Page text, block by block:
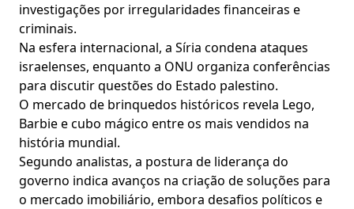
investigações por irregularidades financeiras e
criminais.
Na esfera internacional, a Síria condena ataques
israelenses, enquanto a ONU organiza conferências
para discutir questões do Estado palestino.
O mercado de brinquedos históricos revela Lego,
Barbie e cubo mágico entre os mais vendidos na
história mundial.
Segundo analistas, a postura de liderança do
governo indica avanços na criação de soluções para
o mercado imobiliário, embora desafios políticos e